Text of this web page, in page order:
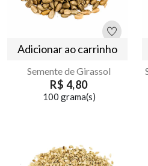
Adicionar ao carrinho
Semente de Girassol
R$ 4,80
100 grama(s)